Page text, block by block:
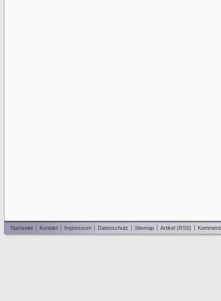
Startseite Kontakt Impressum Datenschutz Sitemap Artikel (RSS)